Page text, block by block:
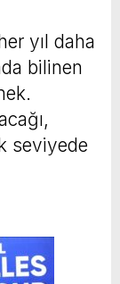
yıl daha
bilinen
seviyede